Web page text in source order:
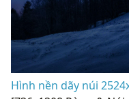
Hình nền dãy núi